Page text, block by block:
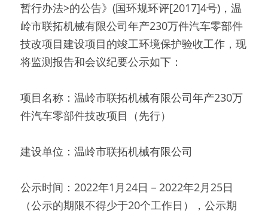
暂行办法>的公告》(国环规环评[2017]4号)，温
岭市联拓机械有限公司年产230万件汽车零部件
技改项目建设项目的竣工环境保护验收工作，现
将监测报告和会议纪要公示如下：
项目名称：温岭市联拓机械有限公司年产230万
件汽车零部件技改项目（先行）
建设单位：温岭市联拓机械有限公司
公示时间：2022年1月24日－2022年2月25日
（公示的期限不得少于20个工作日），公示期